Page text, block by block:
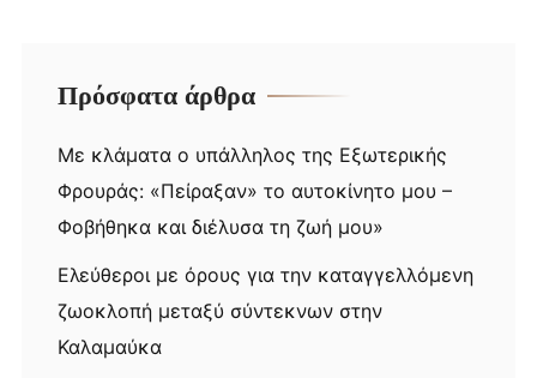
Πρόσφατα άρθρα
Με κλάματα ο υπάλληλος της Εξωτερικής
Φρουράς: «Πείραξαν» το αυτοκίνητο μου –
Φοβήθηκα και διέλυσα τη ζωή μου»
Ελεύθεροι με όρους για την καταγγελλόμενη
ζωοκλοπή μεταξύ σύντεκνων στην
Καλαμαύκα